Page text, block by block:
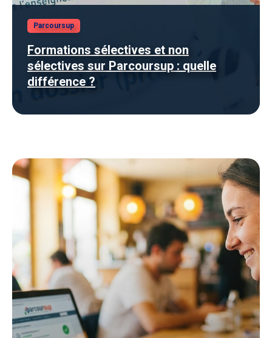
Parcoursup
Formations sélectives et non
sélectives sur Parcoursup : quelle
différence ?